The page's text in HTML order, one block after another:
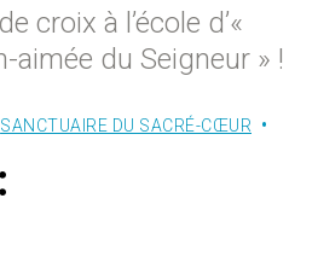
croix à l’école d’«
aimée du Seigneur » !
SANCTUAIRE DU SACRÉ-CŒUR